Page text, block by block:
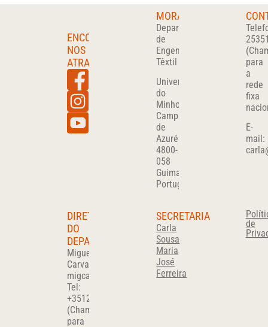
ENCONTRA-
NOS
ATRAVÉS
MORADA
Departamento
de
Engenharia
Têxtil
Universidade
do
Minho
Campus
de
Azurém
4800-
058
Guimarães
Portugal
para
a
rede
fixa
E-
mail:
de
DIRETOR
DO
DEPARTAMENTO
Miguel
Carvalho
migcar@det.uminho.pt
Tel:
+351253510280
(Chamada
para
SECRETARIA
Carla
Sousa
Maria
José
Ferreira